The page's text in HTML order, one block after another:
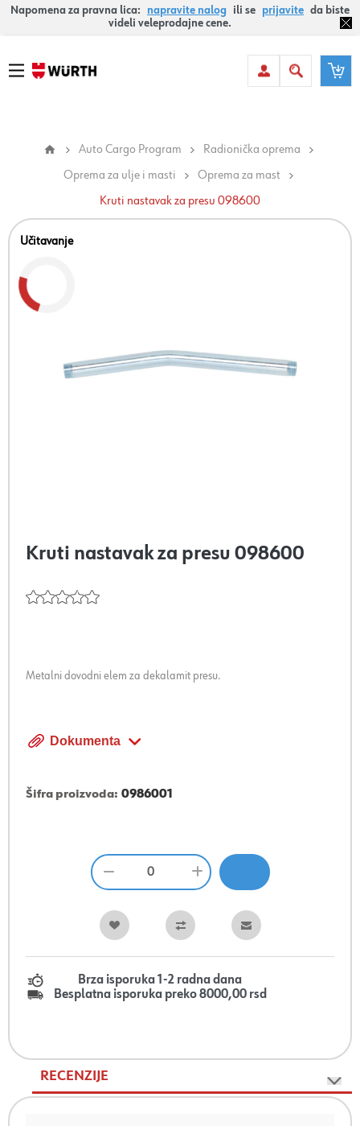
Napomena za pravna lica: napravite nalog ili se prijavite da biste
videli veleprodajne cene.
Auto Cargo Program
Radionička oprema
Oprema za ulje i masti
Oprema za mast
Kruti nastavak za presu 098600
Učitavanje
Kruti nastavak za presu 098600
Metalni dovodni elem za dekalamit presu.
Dokumenta
Šifra proizvoda: 0986001
Brza isporuka 1-2 radna dana
Besplatna isporuka preko 8000,00 rsd
RECENZIJE